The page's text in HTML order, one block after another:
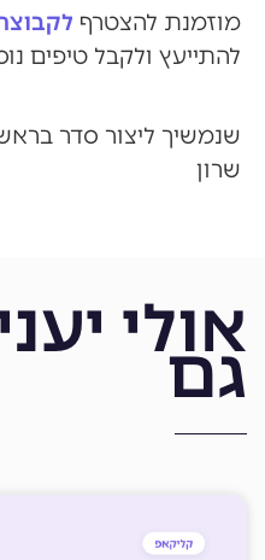
מוזמנת להצטרף
להתייעץ ולקבל טיפים
שנמשיך ליצור סדר
שרון
אולי
גם